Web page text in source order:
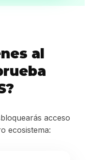
al
acceso
ecosistema: